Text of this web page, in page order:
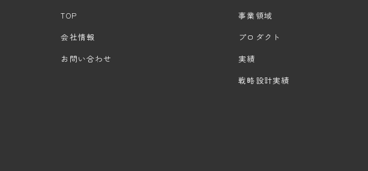
TOP
会社情報
お問い合わせ
事業領域
プロダクト
実績
戦略設計実績